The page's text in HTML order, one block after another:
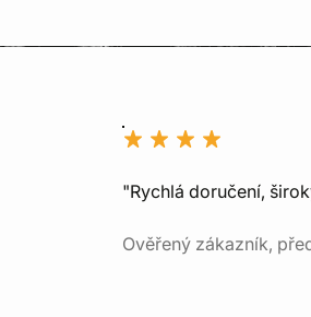
"Rychlá doručení,
Ověřený zákazník,